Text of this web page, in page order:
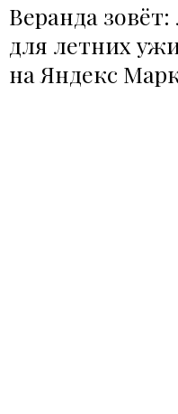
Веранда
для летних
на Яндекс